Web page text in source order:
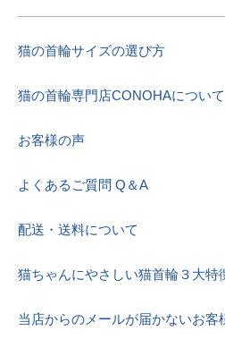
猫の首輪サイズの選び方
猫の首輪専門店CONOHAについて
お客様の声
よくあるご質問 Q＆A
配送・送料について
猫ちゃんにやさしい猫首輪３大特
当店からのメールが届かないお客